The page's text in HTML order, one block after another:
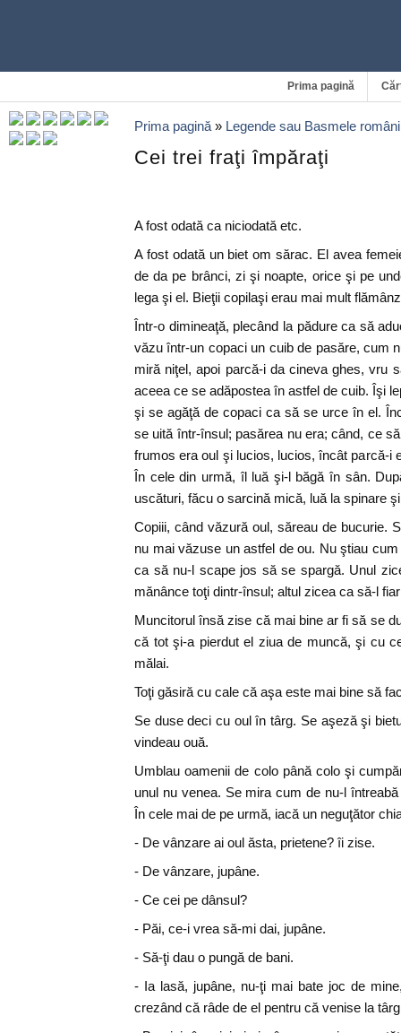
Prima pagină
Prima pagină » Legende sau Basmele
Cei trei fraţi împăraţi
A fost odată ca niciodată etc.
A fost odată un biet om sărac. El avea
de da pe brânci, zi şi noapte, orice şi pe
lega şi el. Bieţii copilaşi erau mai mult
Într-o dimineaţă, plecând la pădure ca să
văzu într-un copaci un cuib de pasăre, cum
miră niţel, apoi parcă-i da cineva ghes, vru
aceea ce se adăpostea în astfel de cuib. Îşi
şi se agăţă de copaci ca să se urce în el.
se uită într-însul; pasărea nu era; când, ce
frumos era oul şi lucios, lucios, încât parcă-i
În cele din urmă, îl luă şi-l băgă în sân.
uscături, făcu o sarcină mică, luă la spinare
Copiii, când văzură oul, săreau de bucurie.
nu mai văzuse un astfel de ou. Nu ştiau
ca să nu-l scape jos să se spargă. Unul
mănânce toţi dintr-însul; altul zicea ca să-l
Muncitorul însă zise că mai bine ar fi să se
că tot şi-a pierdut el ziua de muncă, şi cu
mălai.
Toţi găsiră cu cale că aşa este mai bine să
Se duse deci cu oul în târg. Se aşeză şi
vindeau ouă.
Umblau oamenii de colo până colo şi
unul nu venea. Se mira cum de nu-l
În cele mai de pe urmă, iacă un neguţător
- De vânzare ai oul ăsta, prietene? îi zise.
- De vânzare, jupâne.
- Ce cei pe dânsul?
- Păi, ce-i vrea să-mi dai, jupâne.
- Să-ţi dau o pungă de bani.
- Ia lasă, jupâne, nu-ţi mai bate joc de
crezând că râde de el pentru că venise la